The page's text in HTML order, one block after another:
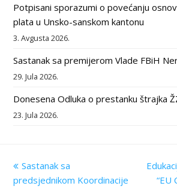
Potpisani sporazumi o povećanju
plata u Unsko-sanskom kantonu
3. Avgusta 2026.
Sastanak sa premijerom Vlade FBiH
29. Jula 2026.
Donesena Odluka o prestanku štrajka
23. Jula 2026.
previous
post:
Sastanak sa
predsjednikom Koordinacije
next
post:
“EU